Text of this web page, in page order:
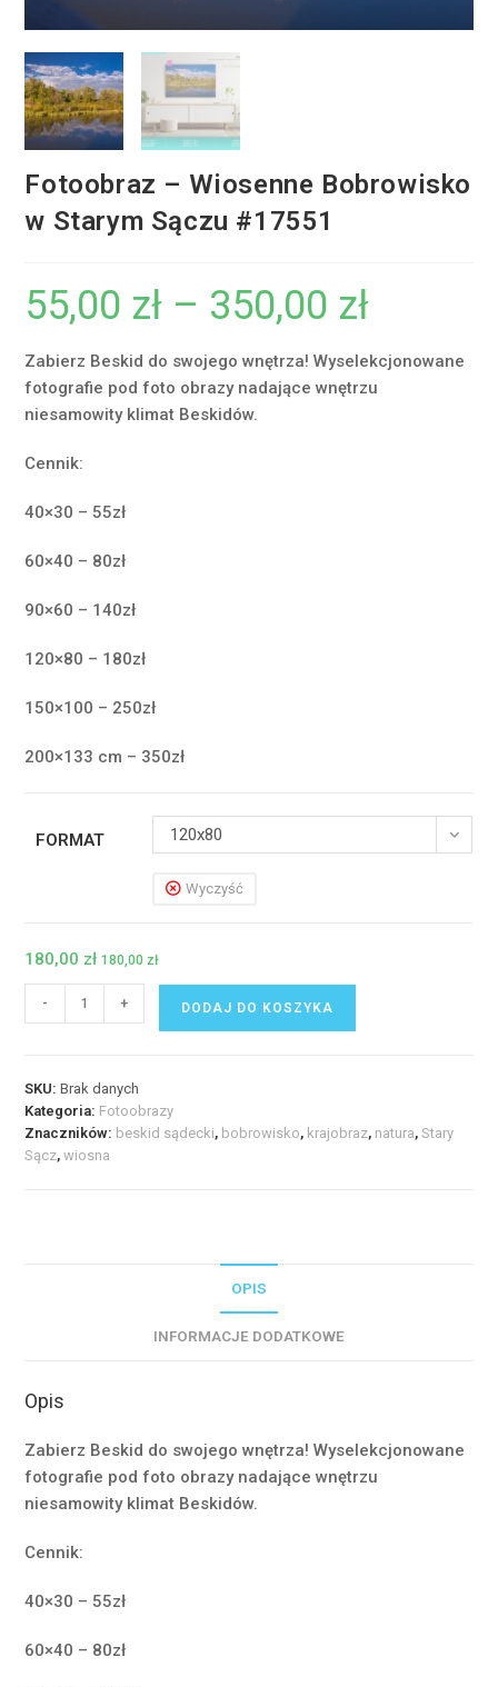
Fotoobraz – Wiosenne Bobrowisko
w Starym Sączu #17551
55,00 zł – 350,00 złcen:
do
350,00 zł
Zabierz Beskid do swojego wnętrza! Wyselekcjonowane
fotografie pod foto obrazy nadające wnętrzu
niesamowity klimat Beskidów.
Cennik:
40×30 – 55zł
60×40 – 80zł
90×60 – 140zł
120×80 – 180zł
150×100 – 250zł
200×133 cm – 350zł
FORMAT 120x80
Wyczyść
180,00 zł 180,00 zł
Fotoobraz
Bobrowisko
w
Starym
Sączu
- + DODAJ DO KOSZYKA
SKU:Brak danych
Kategoria: Fotoobrazy
Znaczników: beskid sądecki, bobrowisko, krajobraz, natura,Stary
Sącz,wiosna
OPIS
INFORMACJE DODATKOWE
Opis
Zabierz Beskid do swojego wnętrza! Wyselekcjonowane
fotografie pod foto obrazy nadające wnętrzu
niesamowity klimat Beskidów.
Cennik:
40×30 – 55zł
60×40 – 80zł